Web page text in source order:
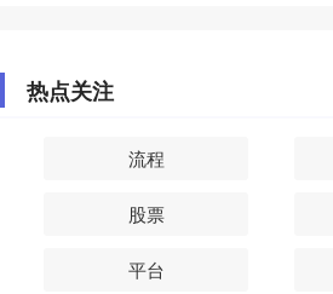
热点关注
流程
股票
平台